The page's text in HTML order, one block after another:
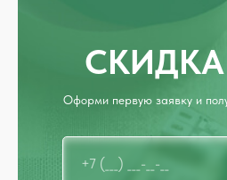
СКИДКА
Оформи первую заявку и